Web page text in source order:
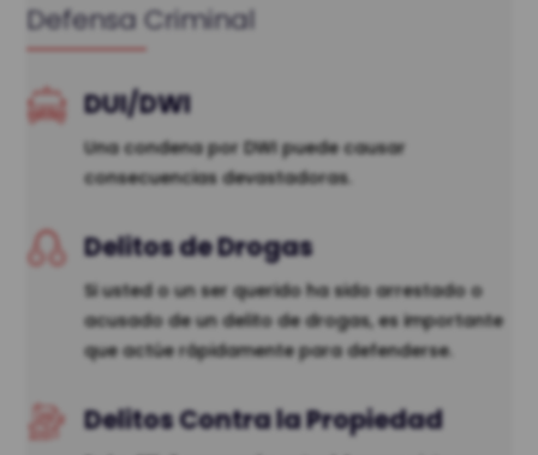
Defensa Criminal
DUI/DWI
Una condena por DWI puede causar
consecuencias devastadoras.
Delitos de Drogas
Si usted o un ser querido ha sido arrestado o
acusado de un delito de drogas, es importante
que actúe rápidamente para defenderse.
Delitos Contra la Propiedad